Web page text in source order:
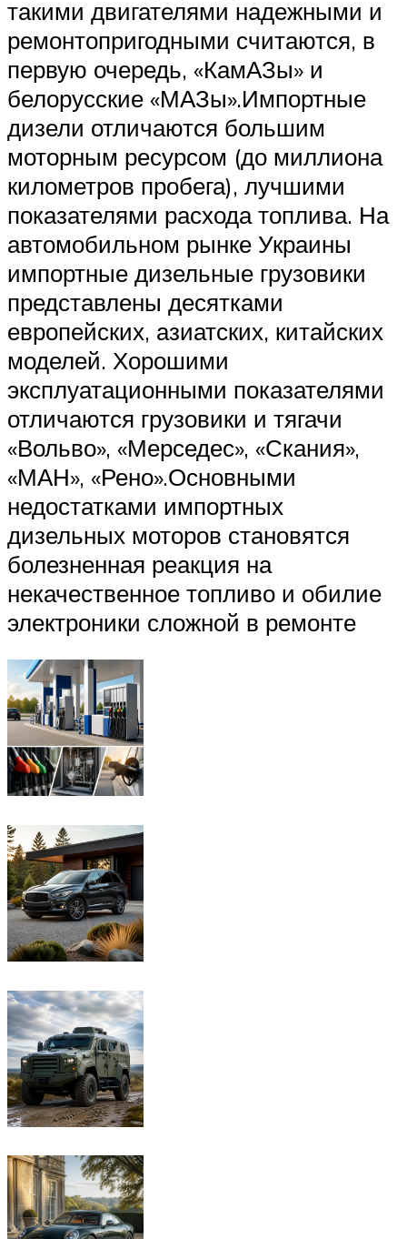
такими двигателями надежными и
ремонтопригодными считаются, в
первую очередь, «КамАЗы» и
белорусские «МАЗы».Импортные
дизели отличаются большим
моторным ресурсом (до миллиона
километров пробега), лучшими
показателями расхода топлива. На
автомобильном рынке Украины
импортные дизельные грузовики
представлены десятками
европейских, азиатских, китайских
моделей. Хорошими
эксплуатационными показателями
отличаются грузовики и тягачи
«Вольво», «Мерседес», «Скания»,
«МАН», «Рено».Основными
недостатками импортных
дизельных моторов становятся
болезненная реакция на
некачественное топливо и обилие
электроники сложной в ремонте